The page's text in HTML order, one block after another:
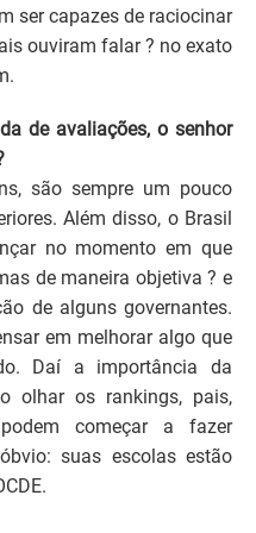
ser capazes de raciocinar
ouviram falar ? no exato
de avaliações, o senhor
são sempre um pouco
Além disso, o Brasil
no momento em que
de maneira objetiva ? e
de alguns governantes.
em melhorar algo que
Daí a importância da
olhar os rankings, pais,
começar a fazer
suas escolas estão